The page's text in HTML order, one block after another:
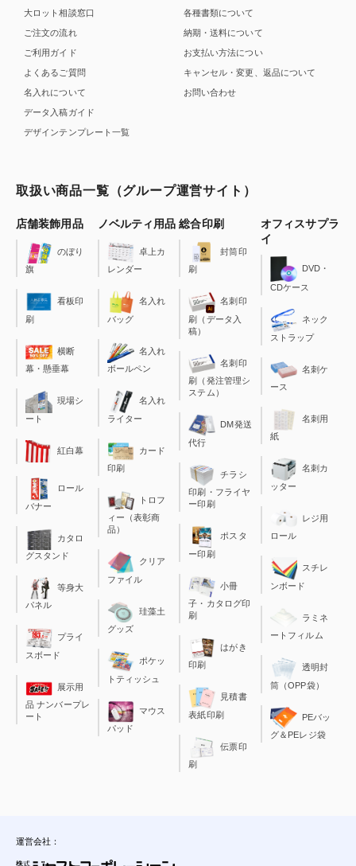
大ロット相談窓口
ご注文の流れ
ご利用ガイド
よくあるご質問
名入れについて
データ入稿ガイド
デザインテンプレート一覧
各種書類について
納期・送料について
お支払い方法につい
キャンセル・変更、返品について
お問い合わせ
取扱い商品一覧（グループ運営サイト）
店舗装飾用品
のぼり
旗
看板印
刷
横断
幕・懸垂幕
現場シ
ート
紅白幕
ロール
バナー
カタロ
グスタンド
等身大
パネル
プライ
スボード
展示用
品 ナンバープレ
ート
ノベルティ用品
卓上カ
レンダー
名入れ
バッグ
名入れ
ボールペン
名入れ
ライター
カード
印刷
トロフ
ィー（表彰商
品）
クリア
ファイル
珪藻土
グッズ
ポケッ
トティッシュ
マウス
パッド
総合印刷
封筒印
刷
名刺印
刷（データ入
稿）
名刺印
刷（発注管理シ
ステム）
DM発送
代行
チラシ
印刷・フライヤ
ー印刷
ポスタ
ー印刷
小冊
子・カタログ印
刷
はがき
印刷
見積書
表紙印刷
伝票印
刷
オフィスサプラ
イ
DVD・
CDケース
ネック
ストラップ
名刺ケ
ース
名刺用
紙
名刺カ
ッター
レジ用
ロール
スチレ
ンボード
ラミネ
ートフィルム
透明封
筒（OPP袋）
PEバッ
グ＆PEレジ袋
運営会社：